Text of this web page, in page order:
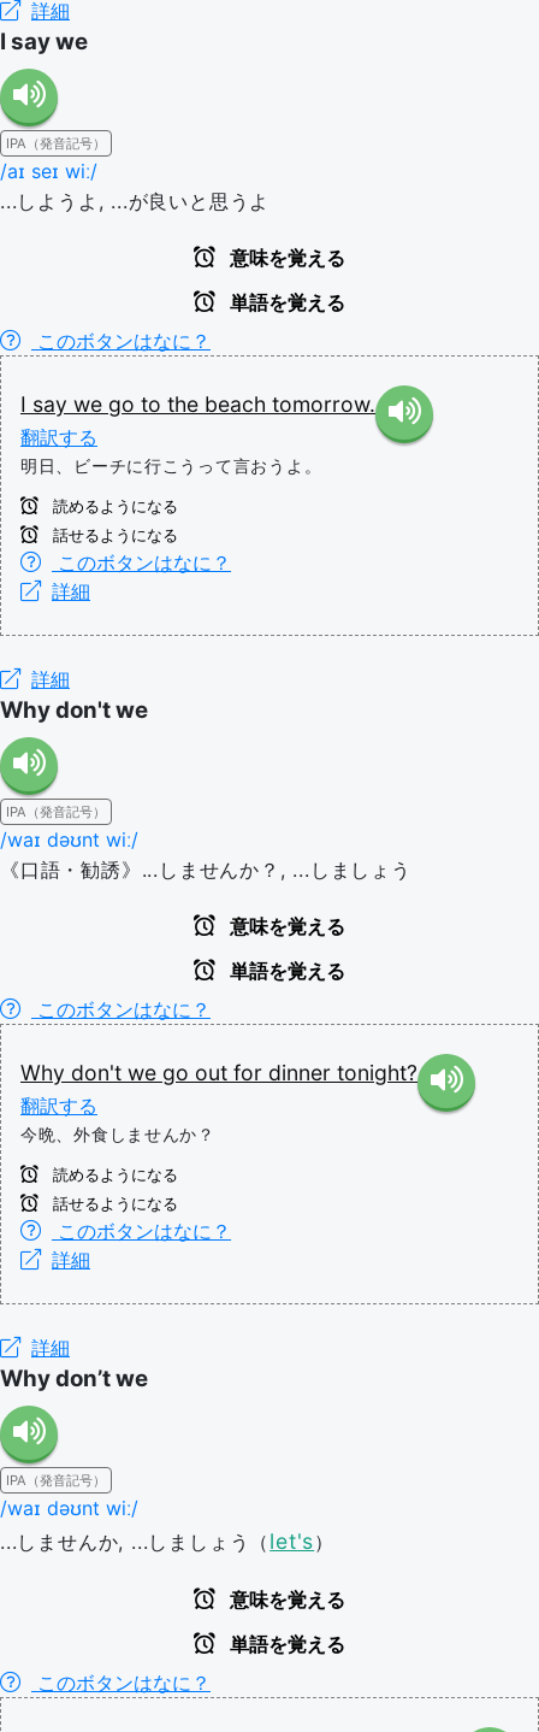
詳細
I say we
IPA（発音記号）
/aɪ seɪ wiː/
...しようよ, ...が良いと思うよ
意味を覚える
単語を覚える
このボタンはなに？
I say we go to the beach tomorrow.
翻訳する
明日、ビーチに行こうって言おうよ。
読めるようになる
話せるようになる
このボタンはなに？
詳細
詳細
Why don't we
IPA（発音記号）
/waɪ dəʊnt wiː/
《口語・勧誘》...しませんか？, ...しましょう
意味を覚える
単語を覚える
このボタンはなに？
Why don't we go out for dinner tonight?
翻訳する
今晩、外食しませんか？
読めるようになる
話せるようになる
このボタンはなに？
詳細
詳細
Why don’t we
IPA（発音記号）
/waɪ dəʊnt wiː/
...しませんか, ...しましょう（ let's）
意味を覚える
単語を覚える
このボタンはなに？